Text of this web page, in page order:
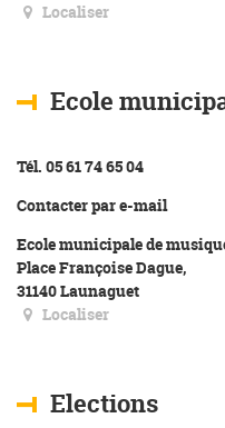
Localiser
Ecole
Tél. 05 61 74 65 04
Contacter par e-mail
Ecole municipale de
Place Françoise Dague,
31140 Launaguet
Localiser
Elections